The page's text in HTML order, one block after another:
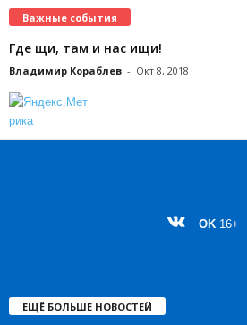
Важные события
Где щи, там и нас ищи!
Владимир Кораблев - Окт 8, 2018
OK 16+
ЕЩЁ БОЛЬШЕ НОВОСТЕЙ